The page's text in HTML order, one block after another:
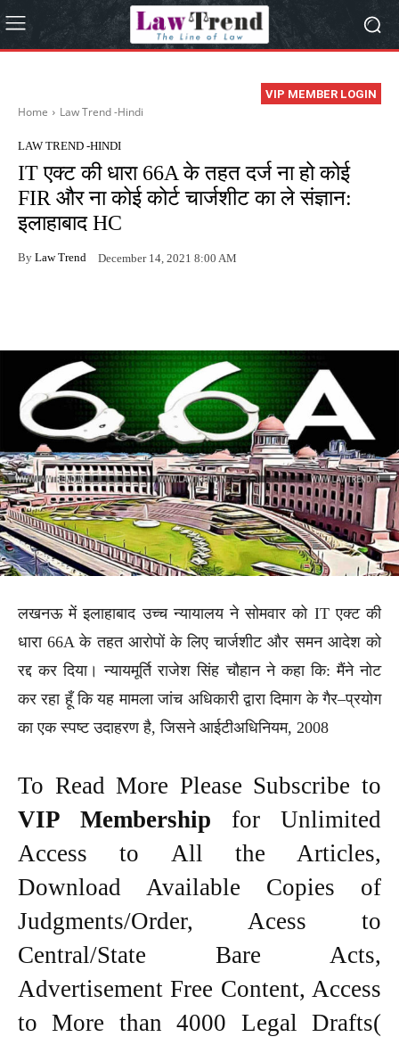
VIP MEMBER LOGIN
Home Law Trend -Hindi
LAW TREND -HINDI
IT एक्ट की धारा 66A के तहत दर्ज ना हो कोई
FIR और ना कोई कोर्ट चार्जशीट का ले संज्ञान:
इलाहाबाद HC
By Law Trend December 14, 2021 8:00 AM
लखनऊ में इलाहाबाद उच्च न्यायालय ने सोमवार को IT एक्ट की
धारा 66A के तहत आरोपों के लिए चार्जशीट और समन आदेश को
रद्द कर दिया। न्यायमूर्ति राजेश सिंह चौहान ने कहा कि: मैंने नोट
कर रहा हूँ कि यह मामला जांच अधिकारी द्वारा दिमाग के गैर–प्रयोग
का एक स्पष्ट उदाहरण है, जिसने आईटीअधिनियम, 2008
To Read More Please Subscribe to
VIP Membership for Unlimited
Access to All the Articles,
Download Available Copies of
Judgments/Order, Acess to
Central/State Bare Acts,
Advertisement Free Content, Access
to More than 4000 Legal Drafts(